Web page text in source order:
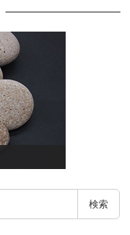
検索